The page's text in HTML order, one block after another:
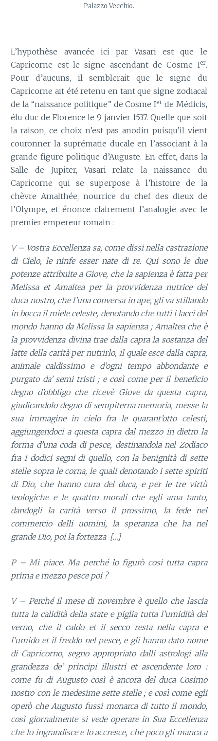
Palazzo Vecchio.
L’hypothèse avancée ici par Vasari est que le
Capricorne est le signe ascendant de Cosme Ier.
Pour d’aucuns, il semblerait que le signe du
Capricorne ait été retenu en tant que signe zodiacal
de la “naissance politique” de Cosme Ier de Médicis,
élu duc de Florence le 9 janvier 1537. Quelle que soit
la raison, ce choix n’est pas anodin puisqu’il vient
couronner la suprématie ducale en l’associant à la
grande figure politique d’Auguste. En effet, dans la
Salle de Jupiter, Vasari relate la naissance du
Capricorne qui se superpose à l’histoire de la
chèvre Amalthée, nourrice du chef des dieux de
l’Olympe, et énonce clairement l’analogie avec le
premier empereur romain :
V – Vostra Eccellenza sa, come dissi nella castrazione
di Cielo, le ninfe esser nate di re. Qui sono le due
potenze attribuite a Giove, che la sapienza è fatta per
Melissa et Amaltea per la provvidenza nutrice del
duca nostro, che l’una conversa in ape, gli va stillando
in bocca il miele celeste, denotando che tutti i lacci del
mondo hanno da Melissa la sapienza ; Amaltea che è
la provvidenza divina trae dalla capra la sostanza del
latte della carità per nutrirlo, il quale esce dalla capra,
animale caldissimo e d’ogni tempo abbondante e
purgato da’ semi tristi ; e così come per il beneficio
degno d’obbligo che ricevè Giove da questa capra,
giudicandolo degno di sempiterna memoria, messe la
sua immagine in cielo fra le quarant’otto celesti,
aggiungendoci a questa capra dal mezzo in dietro la
forma d’una coda di pesce, destinandola nel Zodiaco
fra i dodici segni di quello, con la benignità di sette
stelle sopra le corna, le quali denotando i sette spiriti
di Dio, che hanno cura del duca, e per le tre virtù
teologiche e le quattro morali che egli ama tanto,
dandogli la carità verso il prossimo, la fede nel
commercio delli uomini, la speranza che ha nel
grande Dio, poi la fortezza […]
P – Mi piace. Ma perché lo figurò cosi tutta capra
prima e mezzo pesce poi ?
V – Perché il mese di novembre è quello che lascia
tutta la calidità della state e piglia tutta l’umidità del
verno, che il caldo et il secco resta nella capra e
l’umido et il freddo nel pesce, e gli hanno dato nome
di Capricorno, segno appropriato dalli astrologi alla
grandezza de’ principi illustri et ascendente loro :
come fu di Augusto così è ancora del duca Cosimo
nostro con le medesime sette stelle ; e così come egli
operò che Augusto fussi monarca di tutto il mondo,
così giornalmente si vede operare in Sua Eccellenza
che lo ingrandisce e lo accresce, che poco gli manca a